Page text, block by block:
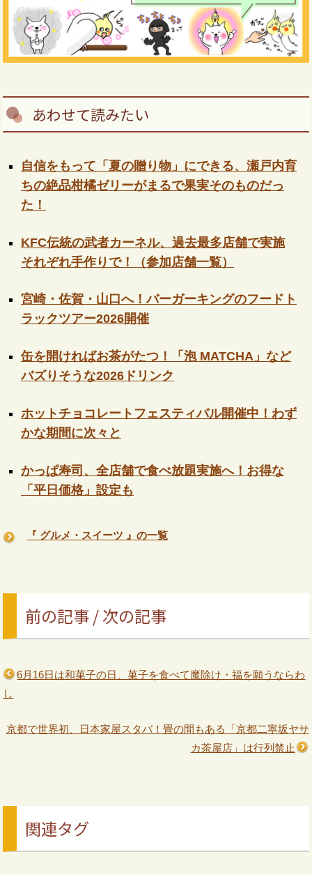
あわせて読みたい
自信をもって「夏の贈り物」にできる、瀬戸内育
ちの絶品柑橘ゼリーがまるで果実そのものだっ
た！
KFC伝統の武者カーネル、過去最多店舗で実施
それぞれ手作りで！（参加店舗一覧）
宮崎・佐賀・山口へ！バーガーキングのフードト
ラックツアー2026開催
缶を開ければお茶がたつ！「泡 MATCHA」など
バズりそうな2026ドリンク
ホットチョコレートフェスティバル開催中！わず
かな期間に次々と
かっぱ寿司、全店舗で食べ放題実施へ！お得な
「平日価格」設定も
『 グルメ・スイーツ 』の一覧
前の記事 / 次の記事
6月16日は和菓子の日、菓子を食べて魔除け・福を願うならわ
し
京都で世界初、日本家屋スタバ！畳の間もある「京都二寧坂ヤサ
カ茶屋店」は行列禁止
関連タグ